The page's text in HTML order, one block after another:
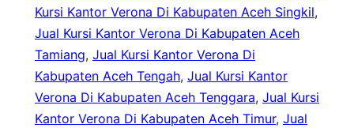
Kursi Kantor Verona Di Kabupaten Aceh Singkil
Jual Kursi Kantor Verona Di Kabupaten Aceh
Tamiang, Jual Kursi Kantor Verona Di
Kabupaten Aceh Tengah, Jual Kursi Kantor
Verona Di Kabupaten Aceh Tenggara, Jual Kursi
Kantor Verona Di Kabupaten Aceh Timur, Jual